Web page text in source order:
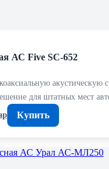
АС Five SC-652
акустическую
для штатных мест
Купить